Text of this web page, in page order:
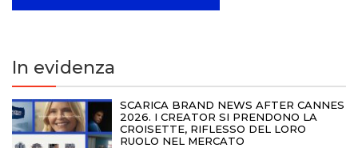
In evidenza
SCARICA BRAND NEWS AFTER CANNES
2026. I CREATOR SI PRENDONO LA
CROISETTE, RIFLESSO DEL LORO
RUOLO NEL MERCATO